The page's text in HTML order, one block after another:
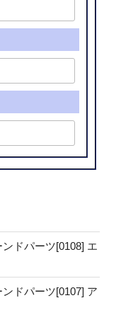
ドパーツ[0108] エ
ドパーツ[0107] ア